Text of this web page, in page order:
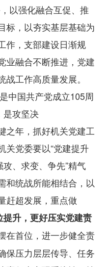
以强化融合互促、推
标，以夯实基层基础为
作，支部建设日渐规
业融合不断推进，党建
工作高质量发展。
中国共产党成立105周
是攻坚决
之年，抓好机关党建工
关党委要以“党建提升
、求变、争先”精气
和统战所能相结合，以
赶超发展，重点做
提升，更好压实党建责
在首位，进一步健全责
保压力层层传导、任务